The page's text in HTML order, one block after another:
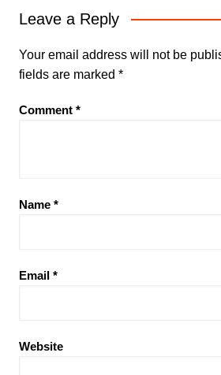
Leave a Reply
Your email address will not be
fields are marked *
Comment *
Name *
Email *
Website